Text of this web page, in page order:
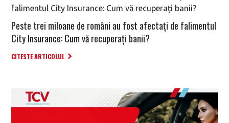
Peste trei miloane de români au fost afectați de falimentul
City Insurance: Cum vă recuperați banii?
CITESTE ARTICOLUL